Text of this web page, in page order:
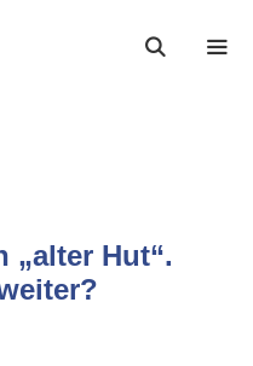
„alter Hut“.